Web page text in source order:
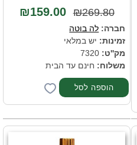
₪269.80
₪159.00
חברה: לה בוטה
זמינות: יש במלאי
מק''ט:
משלוח: חינם עד הבית